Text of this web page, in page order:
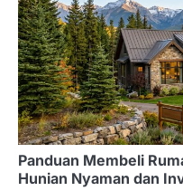
Panduan Membeli
Hunian Nyaman dan